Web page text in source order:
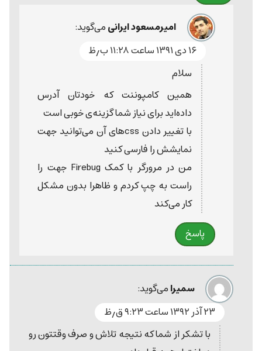
امیرمسعود ایرانیمی‌گوید:
۱۶ دی ۱۳۹۱ ساعت ۱۱:۲۸ ب٫ظ
سلام
همین کامپوننت که خودتان آدرس
داده‌اید برای نیاز شما گزینه‌ی خوبی است
با تغییر دادن css‌های آن می‌توانید جهت
نمایشش را فارسی کنید
من در مرورگر با کمک Firebug جهت را
راست به چپ کردم و ظاهرا بدون مشکل
کار می‌کند
پاسخ
سمیرامی‌گوید:
۲۳ آذر ۱۳۹۲ ساعت ۹:۲۳ ق٫ظ
با تشکر از شما که نتیجه تلاش و صرف وقتتون رو